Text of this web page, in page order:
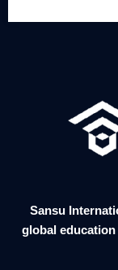
Sansu
global